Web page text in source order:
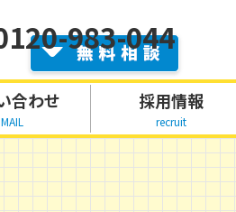
983-044
合わせ
MAIL
採用情報
recruit